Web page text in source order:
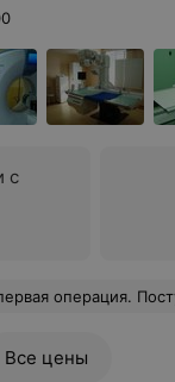
с
я был дома, чему, естественно был рад. Наркоз делали общий от наркоза отошёл, как говорится, по щелчку пальцев без последствий, за что отдельное спасибо анестезиологу. К сожалению, фамилию его не помню. И ещё один важный момент. Я обращался с
Все цены